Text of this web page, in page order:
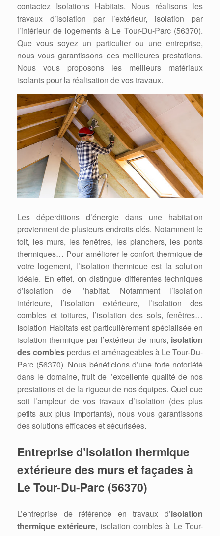
contactez Isolations Habitats. Nous réalisons les
travaux d’isolation par l’extérieur, isolation par
l’intérieur de logements à Le Tour-Du-Parc (56370).
Que vous soyez un particulier ou une entreprise,
nous vous garantissons des meilleures prestations.
Nous vous proposons les meilleurs matériaux
isolants pour la réalisation de vos travaux.
Les déperditions d’énergie dans une habitation
proviennent de plusieurs endroits clés. Notamment le
toit, les murs, les fenêtres, les planchers, les ponts
thermiques… Pour améliorer le confort thermique de
votre logement, l’isolation thermique est la solution
idéale. En effet, on distingue différentes techniques
d’isolation de l’habitat. Notamment l’isolation
intérieure, l’isolation extérieure, l’isolation des
combles et toitures, l’isolation des sols, fenêtres…
Isolation Habitats est particulièrement spécialisée en
isolation thermique par l’extérieur de murs, isolation
des combles perdus et aménageables à Le Tour-Du-
Parc (56370). Nous bénéficions d’une forte notoriété
dans le domaine, fruit de l’excellente qualité de nos
prestations et de la rigueur de nos équipes. Quel que
soit l’ampleur de vos travaux d’isolation (des plus
petits aux plus importants), nous vous garantissons
des solutions efficaces et sécurisées.
Entreprise d’isolation thermique
extérieure des murs et façades à
Le Tour-Du-Parc (56370)
L’entreprise de référence en travaux d’isolation
thermique extérieure, isolation combles à Le Tour-